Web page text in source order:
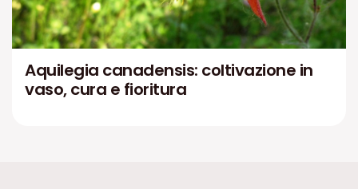
Aquilegia canadensis: coltivazione in
vaso, cura e fioritura